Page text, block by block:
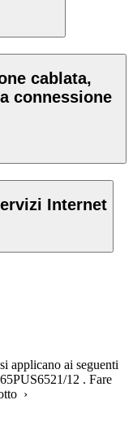
cablata,
connessione
Internet
applicano ai seguenti
65PUS6521/12 . Fare
›